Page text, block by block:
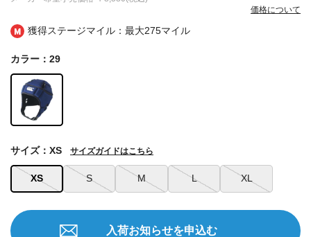
獲得ステージマイル：最大275マイル
価格について
カラー：29
XS S M L XL
サイズ：XS サイズガイドはこちら
入荷お知らせを申込む